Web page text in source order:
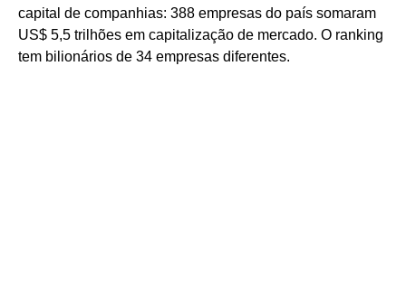
capital de companhias: 388 empresas do país somaram
US$ 5,5 trilhões em capitalização de mercado. O ranking
tem bilionários de 34 empresas diferentes.